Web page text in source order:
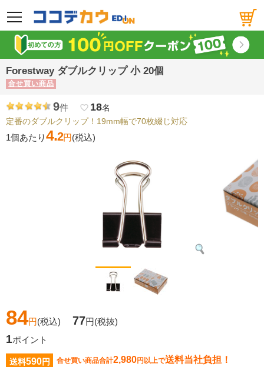
メニュー
Forestway ダブルクリップ 小 20個
合せ買い商品
9件 favorite_border 18名
定番のダブルクリップ！19mm幅で70枚綴じ対応
1個あたり4.2円(税込)
84円(税込) 77円(税抜)
1ポイント
送料590円 合せ買い商品合計2,980円以上で送料当社負担！